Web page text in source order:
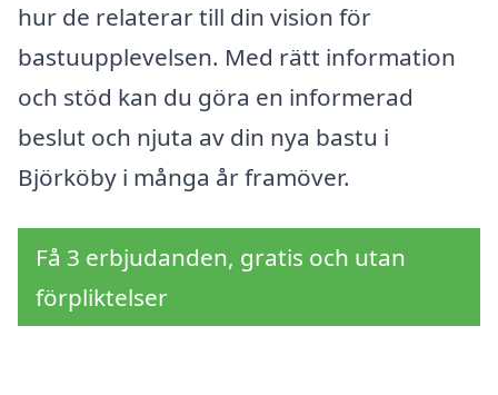
hur de relaterar till din vision för
bastuupplevelsen. Med rätt information
och stöd kan du göra en informerad
beslut och njuta av din nya bastu i
Björköby i många år framöver.
Få 3 erbjudanden, gratis och utan
förpliktelser